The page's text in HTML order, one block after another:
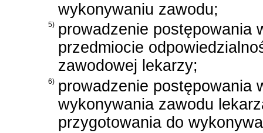
wykonywaniu zawodu;
5) prowadzenie postępowania
przedmiocie
zawodowej lekarzy;
6) prowadzenie postępowania
wykonywania zawodu
przygotowania do